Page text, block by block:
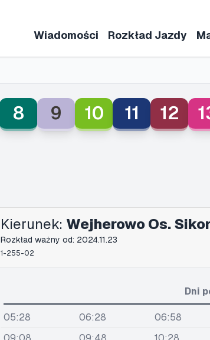
Wiadomości Rozkład Jazdy
8 9 10 11 12
Kierunek: Wejherowo Os.
Rozkład ważny od: 2024.11.23
1-255-02
Dni
05:28 06:28 06:58